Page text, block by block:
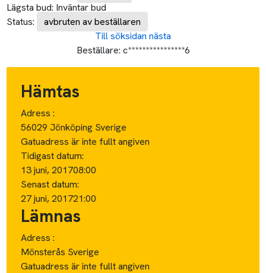
Lägsta bud: Inväntar bud
Status:
avbruten av beställaren
Till söksidan nästa
Beställare: c****************6
Hämtas
Adress :
56029 Jönköping Sverige
Gatuadress är inte fullt angiven
Tidigast datum:
13 juni, 201708:00
Senast datum:
27 juni, 201721:00
Lämnas
Adress :
Mönsterås Sverige
Gatuadress är inte fullt angiven